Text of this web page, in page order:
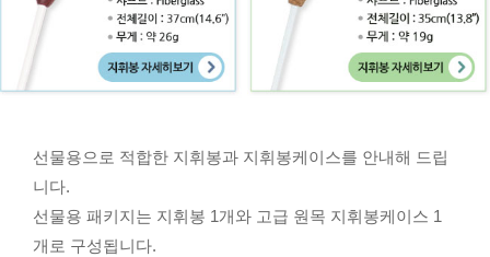
선물용으로 적합한 지휘봉과 지휘봉케이스를 안내해 드립
니다.
선물용 패키지는 지휘봉 1개와 고급 원목 지휘봉케이스 1
개로 구성됩니다.